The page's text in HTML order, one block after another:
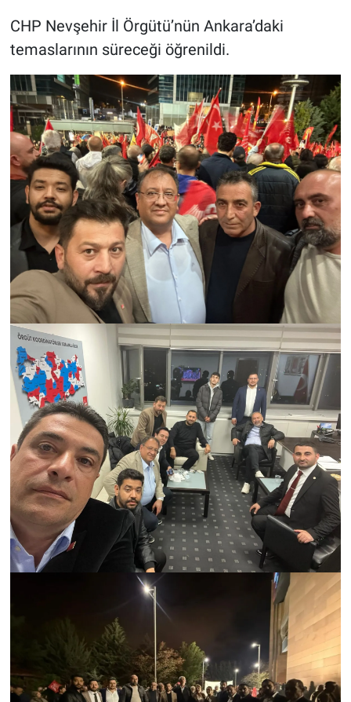
CHP Nevşehir İl Örgütü’nün Ankara’daki
temaslarının süreceği öğrenildi.